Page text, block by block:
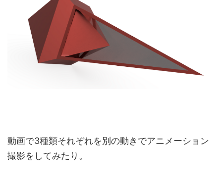
動画で3種類それぞれを別の動きでアニメーション
撮影をしてみたり。